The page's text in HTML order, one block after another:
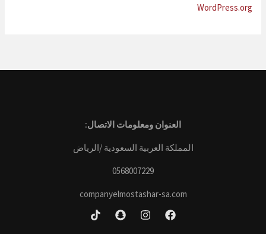
WordPress.org
العنوان ومعلومات الاتصال:
المملكة العربية السعودية /الرياض
0568007229
companyelmostashar-sa.com